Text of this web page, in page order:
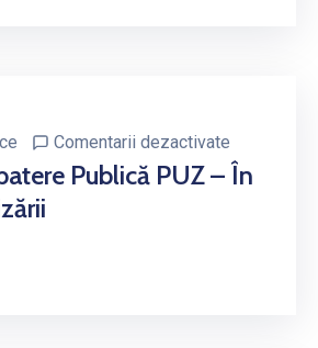
Comentarii dezactivate
Publică PUZ – În